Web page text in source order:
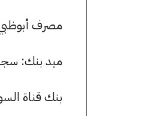
مصرف أبوظبي
ميد بنك: سجل سعر اليورو
بنك قناة السويس: سجل